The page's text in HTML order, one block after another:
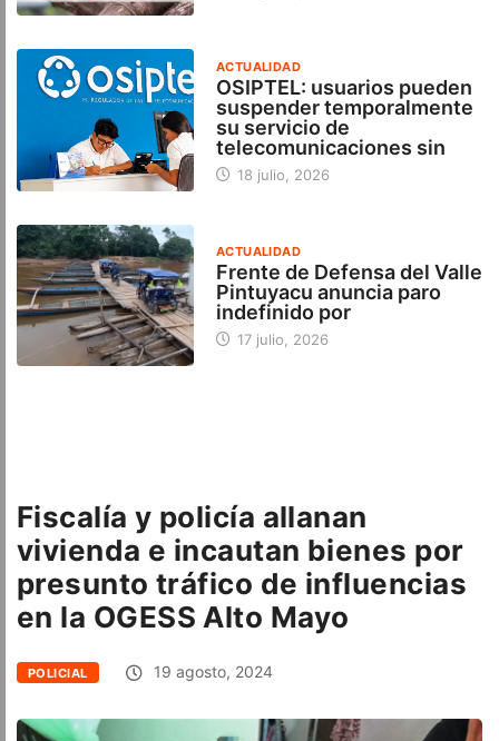
ACTUALIDAD
OSIPTEL: usuarios pueden
suspender temporalmente
su servicio de
telecomunicaciones sin
18 julio, 2026
ACTUALIDAD
Frente de Defensa del Valle
Pintuyacu anuncia paro
indefinido por
17 julio, 2026
Fiscalía y policía allanan
vivienda e incautan bienes por
presunto tráfico de influencias
en la OGESS Alto Mayo
POLICIAL 19 agosto, 2024